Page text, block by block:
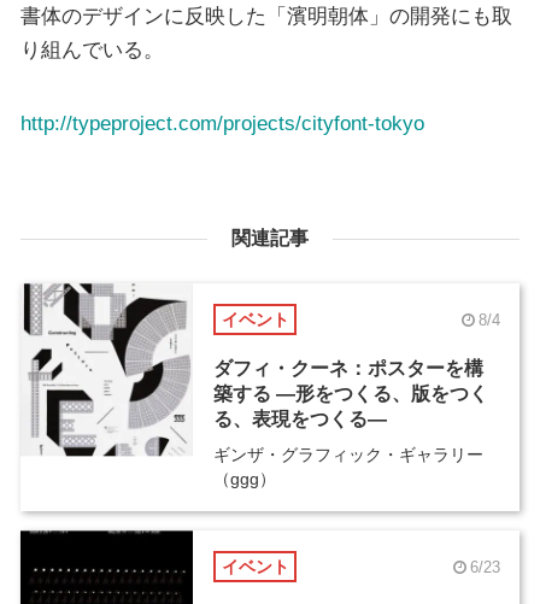
書体のデザインに反映した「濱明朝体」の開発にも取
り組んでいる。
http://typeproject.com/projects/cityfont-tokyo
関連記事
イベント 8/4
ダフィ・クーネ：ポスターを構
築する ―形をつくる、版をつく
る、表現をつくる―
ギンザ・グラフィック・ギャラリー
（ggg）
イベント 6/23